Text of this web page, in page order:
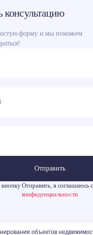
консультацию
форму и мы поможем
Отправить
Отправить, я соглашаюсь с
конфиденциальности